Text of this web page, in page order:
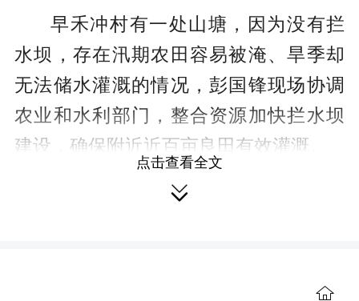
早禾冲村有一处山塘，因为没有拦
水坝，存在汛期农田容易被淹、旱季却
无法储水灌溉的情况，彭国锋现场协调
农业和水利部门，整合资源加快拦水坝
建设，确保附近近百亩良田有效灌溉。
丁庙湾村9组和观音堂社区正在建
点击查看全文
